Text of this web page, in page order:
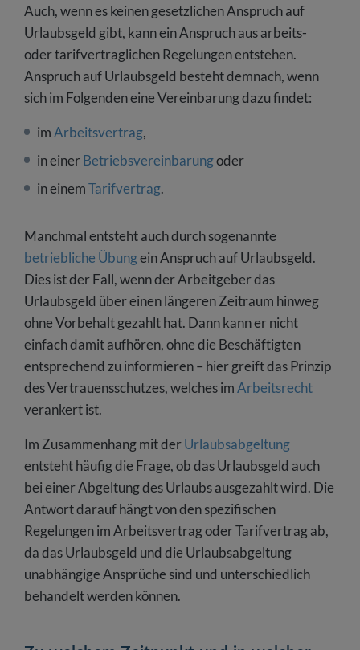
Auch, wenn es keinen gesetzlichen Anspruch auf
Urlaubsgeld gibt, kann ein Anspruch aus arbeits-
oder tarifvertraglichen Regelungen entstehen.
Anspruch auf Urlaubsgeld besteht demnach, wenn
sich im Folgenden eine Vereinbarung dazu findet:
imArbeitsvertrag,
in einerBetriebsvereinbarungoder
in einemTarifvertrag.
Manchmal entsteht auch durch sogenannte
betriebliche Übungein Anspruch auf Urlaubsgeld.
Dies ist der Fall, wenn der Arbeitgeber das
Urlaubsgeld über einen längeren Zeitraum hinweg
ohne Vorbehalt gezahlt hat. Dann kann er nicht
einfach damit aufhören, ohne die Beschäftigten
entsprechend zu informieren – hier greift das Prinzip
des Vertrauensschutzes, welches imArbeitsrecht
verankert ist.
Im Zusammenhang mit derUrlaubsabgeltung
entsteht häufig die Frage, ob das Urlaubsgeld auch
bei einer Abgeltung des Urlaubs ausgezahlt wird. Die
Antwort darauf hängt von den spezifischen
Regelungen im Arbeitsvertrag oder Tarifvertrag ab,
da das Urlaubsgeld und die Urlaubsabgeltung
unabhängige Ansprüche sind und unterschiedlich
behandelt werden können.